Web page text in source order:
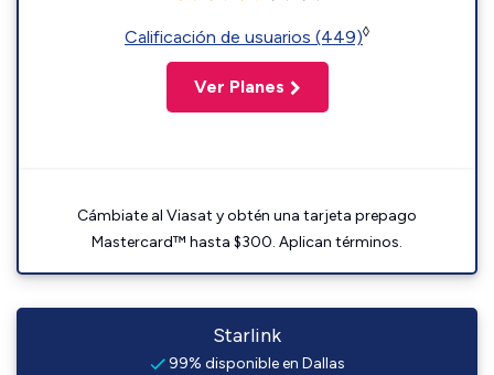
Calificación de usuarios (449)◊
Ver Planes
Cámbiate al Viasat y obtén una tarjeta prepago
Mastercard™ hasta $300. Aplican términos.
Starlink
99% disponible en Dallas